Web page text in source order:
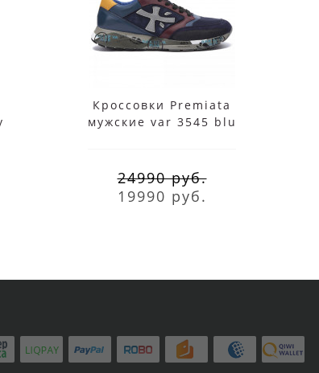
Кроссовки Premiata
мужские var 3545 blu
24990 руб.
19990 руб.